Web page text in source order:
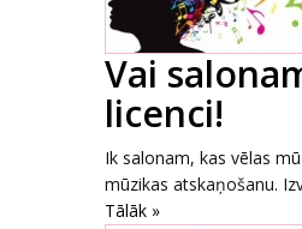
Vai
licenci!
Ik salonam, kas vēlas
mūzikas atskaņošanu.
Tālāk »